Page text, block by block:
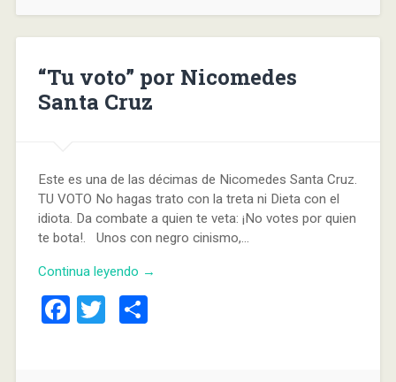
“Tu voto” por Nicomedes
Santa Cruz
Este es una de las décimas de Nicomedes Santa Cruz.
TU VOTO No hagas trato con la treta ni Dieta con el
idiota. Da combate a quien te veta: ¡No votes por quien
te bota!. Unos con negro cinismo,…
Continua leyendo →
Facebook
Twitter